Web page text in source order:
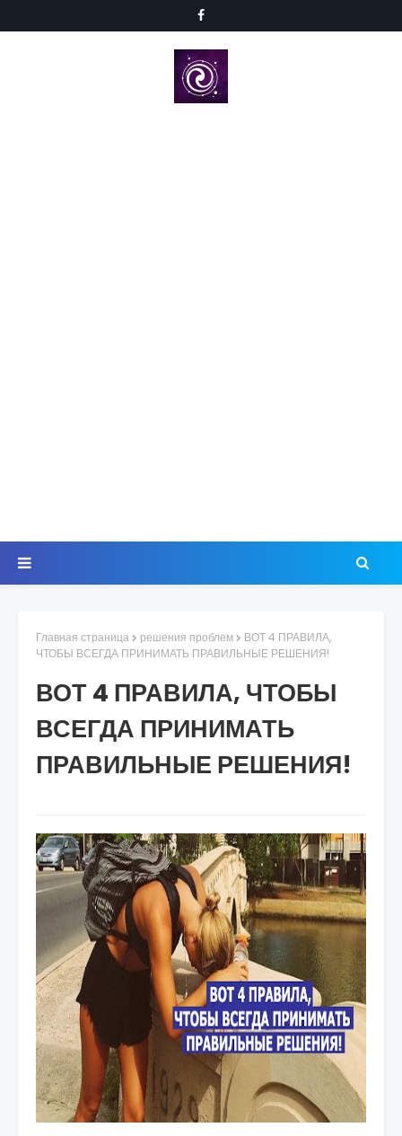
Главная страница решения проблем
ВОТ 4 ПРАВИЛА,
ЧТОБЫ ВСЕГДА ПРИНИМАТЬ ПРАВИЛЬНЫЕ РЕШЕНИЯ!
ВОТ 4 ПРАВИЛА, ЧТОБЫ
ВСЕГДА ПРИНИМАТЬ
ПРАВИЛЬНЫЕ РЕШЕНИЯ!